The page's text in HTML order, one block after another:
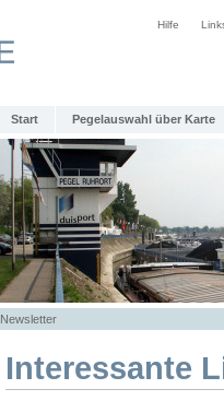
Hilfe
Start Pegelauswahl über Karte
Newsletter
Interessante